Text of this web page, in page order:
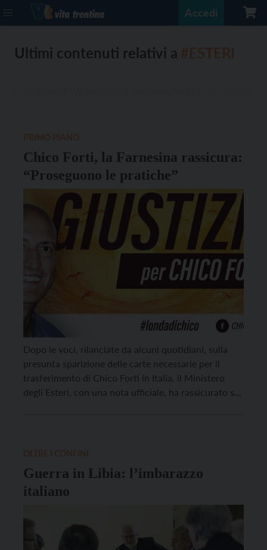
Accedi
Ultimi contenuti relativi a
Chico Forti, la Farnesina rassicura:
“Proseguono le pratiche”
Dopo le voci, rilanciate da alcuni quotidiani, sulla
presunta sparizione delle carte necessarie per il
trasferimento di Chico Forti in Italia, il Ministero
degli Esteri, con una nota ufficiale, ha rassicurato sul
Guerra in Libia: l’imbarazzo
italiano